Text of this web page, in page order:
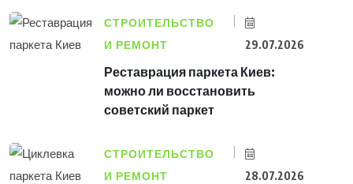
СТРОИТЕЛЬСТВО
И РЕМОНТ
29.07.2026
Реставрация паркета Киев:
можно ли восстановить
советский паркет
СТРОИТЕЛЬСТВО
И РЕМОНТ
28.07.2026